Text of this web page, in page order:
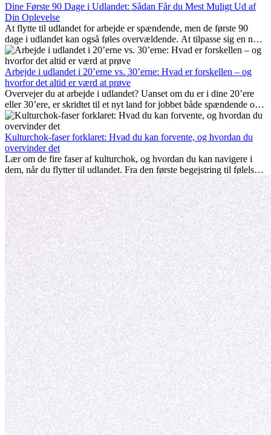
Dine Første 90 Dage i Udlandet: Sådan Får du Mest Muligt Ud af
Din Oplevelse
At flytte til udlandet for arbejde er spændende, men de første 90
dage i udlandet kan også føles overvældende. At tilpasse sig en ny
arbejdsplads, opbygge et socialt liv, forstå lokal kultur og håndtere
hjemve er alle en del af processen. Denne guide til expats vil vise
dig, hvordan du får mest muligt ud af dine første måneder i udlandet
og sikrer både professionel succes og personlig udvikling.
Arbejde i udlandet i 20’erne vs. 30’erne: Hvad er forskellen – og
hvorfor det altid er værd at prøve
Overvejer du at arbejde i udlandet? Uanset om du er i dine 20’ere
eller 30’ere, er skridtet til et nyt land for jobbet både spændende og
nogle gange udfordrende. Mange spørger sig selv, om alderen gør
en forskel. Sandheden er: international erfaring er altid en
investering værd. Det kan fremme din karriere, styrke dit personlige
udvikling og give dig værdifuld kulturel indsigt, som kan ændre dit
liv.
Kulturchok-faser forklaret: Hvad du kan forvente, og hvordan du
overvinder det
Lær om de fire faser af kulturchok, og hvordan du kan navigere i
dem, når du flytter til udlandet. Fra den første begejstring til følelsen
af at høre til – forstå processen og gør udfordringer til personlig
vækst.